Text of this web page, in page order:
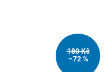
180 Kč
–72 %